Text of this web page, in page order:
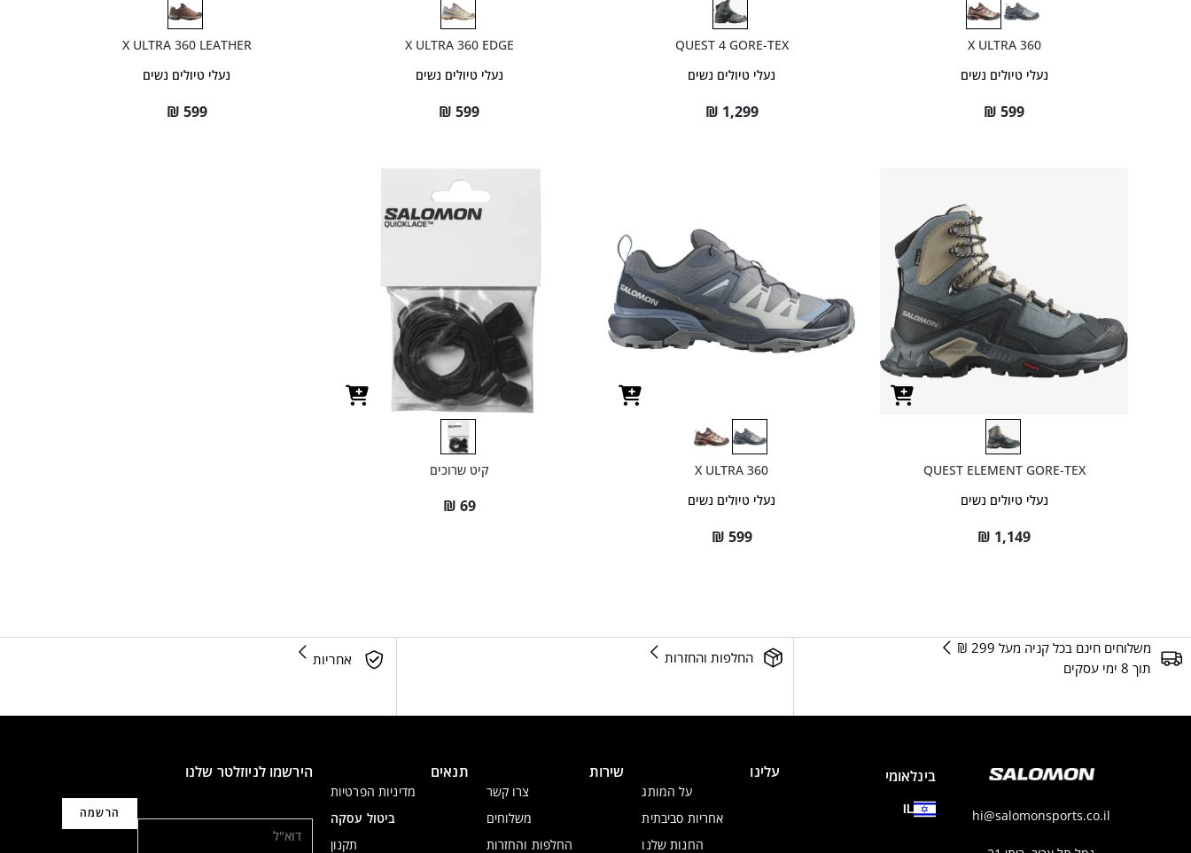
X ULTRA 360
נעלי טיולים נשים
₪ 599
QUEST 4 GORE-TEX
נעלי טיולים נשים
₪ 1,299
X ULTRA 360 EDGE
נעלי טיולים נשים
₪ 599
X ULTRA 360 LEATHER
נעלי טיולים נשים
₪ 599
QUEST ELEMENT GORE-TEX
נעלי טיולים נשים
₪ 1,149
X ULTRA 360
נעלי טיולים נשים
₪ 599
קיט שרוכים
₪ 69
משלוחים חינם בכל קניה מעל 299 ₪
תוך 8 ימי עסקים
החלפות והחזרות אחריות
hi@salomonsports.co.il
בינלאומי
IL
עלינו
על המותג
אחריות סביבתית
החנות שלנו
שירות
צרו קשר
משלוחים
החלפות והחזרות
תנאים
מדיניות הפרטיות
ביטול עסקה
תקנון
הירשמו לניוזלטר שלנו